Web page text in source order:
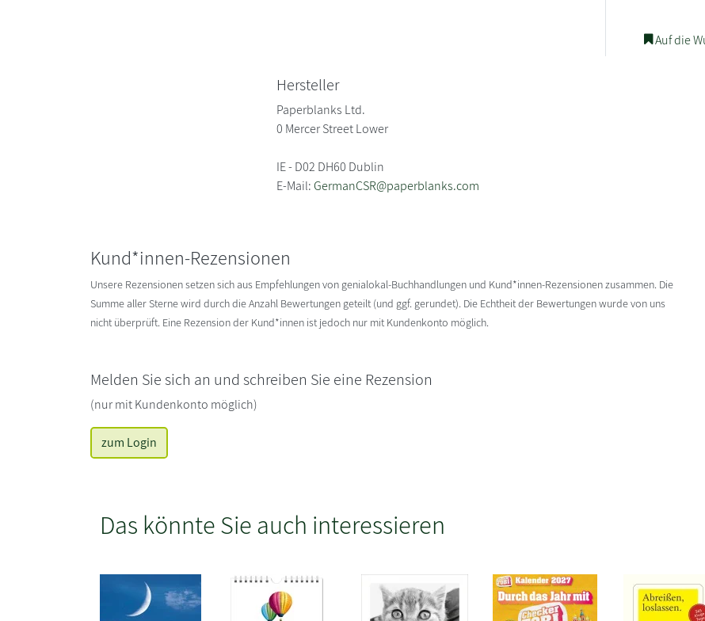
Auf die
Hersteller
Paperblanks Ltd.
0 Mercer Street Lower
IE - D02 DH60 Dublin
E-Mail:GermanCSR@paperblanks.com
Kund*innen-Rezensionen
Unsere Rezensionen setzen sich aus Empfehlungen von genialokal-Buchhandlungen und Kund*innen-Rezensionen zusammen. Die
Summe aller Sterne wird durch die Anzahl Bewertungen geteilt (und ggf. gerundet). Die Echtheit der Bewertungen wurde von uns
nicht überprüft. Eine Rezension der Kund*innen ist jedoch nur mit Kundenkonto möglich.
Melden Sie sich an und schreiben Sie eine Rezension
(nur mit Kundenkonto möglich)
zum Login
Das könnte Sie auch interessieren